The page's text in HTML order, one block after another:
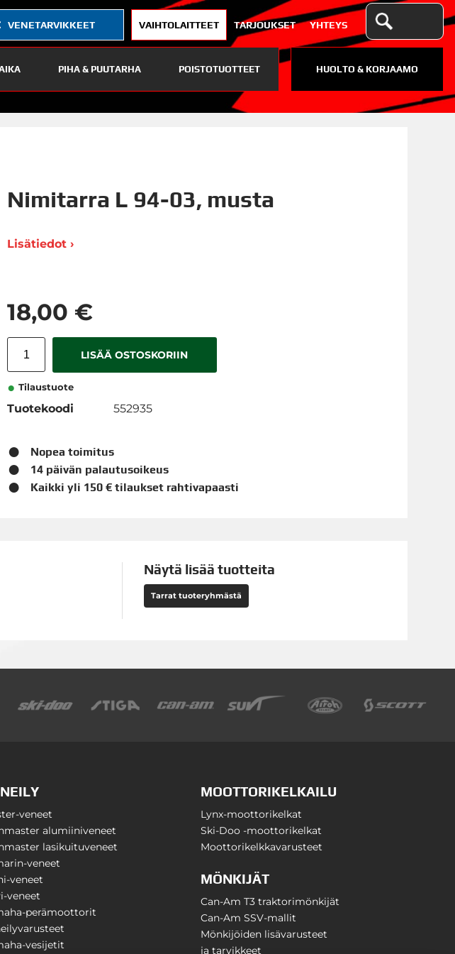
VENETARVIKKEET VAIHTOLAITTEET TARJOUKSET YHTEYS
PIHA & PUUTARHA POISTOTUOTTEET HUOLTO & KORJAAMO
Nimitarra L 94-03, musta
Lisätiedot ›
18,00 €
LISÄÄ OSTOSKORIIN
Tilaustuote
Tuotekoodi 552935
Nopea toimitus
14 päivän palautusoikeus
Kaikki yli 150 € tilaukset rahtivapaasti
Näytä lisää tuotteita
Tarrat tuoteryhmästä
veneet
alumiiniveneet
lasikuituveneet
veneet
veneet
veneet
perämoottorit
vesijetit
MOOTTORIKELKAILU
Lynx-moottorikelkat
Ski-Doo -moottorikelkat
Moottorikelkkavarusteet
MÖNKIJÄT
Can-Am T3 traktorimönkijät
Can-Am SSV-mallit
Mönkijöiden lisävarusteet
ja tarvikkeet